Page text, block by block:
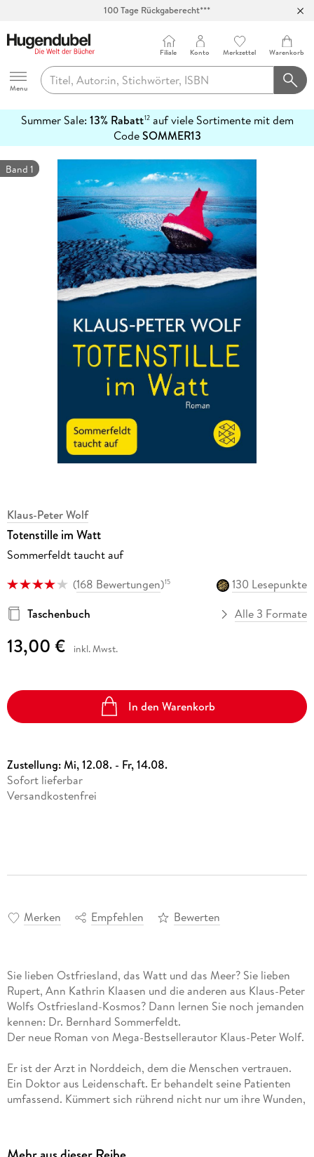
Hugendubel
Menu
Filiale Konto Merkzettel Warenkorb
Summer Sale: 13% Rabatt12auf viele Sortimente mit dem
CodeSOMMER13
erfahren
Band 1
Klaus-Peter Wolf
Totenstille im Watt
Sommerfeldt taucht auf
(168 Bewertungen)15
130 Lesepunkte
Taschenbuch
Alle 3 Formate
13,00 € inkl. Mwst.
In den Warenkorb
Zustellung:Mi, 12.08. - Fr, 14.08.
Sofort lieferbar
Versandkostenfrei
Merken Empfehlen Bewerten
Sie lieben Ostfriesland, das Watt und das Meer? Sie lieben
Rupert, Ann Kathrin Klaasen und die anderen aus Klaus-Peter
Wolfs Ostfriesland-Kosmos? Dann lernen Sie noch jemanden
kennen: Dr. Bernhard Sommerfeldt.
Der neue Roman von Mega-Bestsellerautor Klaus-Peter Wolf.
Er ist der Arzt in Norddeich, dem die Menschen vertrauen.
Ein Doktor aus Leidenschaft. Er behandelt seine Patienten
umfassend. Kümmert sich rührend nicht nur um ihre Wunden,